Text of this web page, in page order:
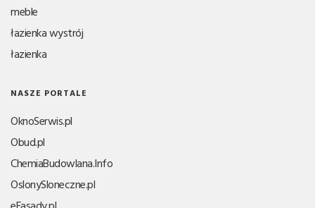
meble
łazienka wystrój
łazienka
NASZE PORTALE
OknoSerwis.pl
Obud.pl
ChemiaBudowlana.Info
OslonySloneczne.pl